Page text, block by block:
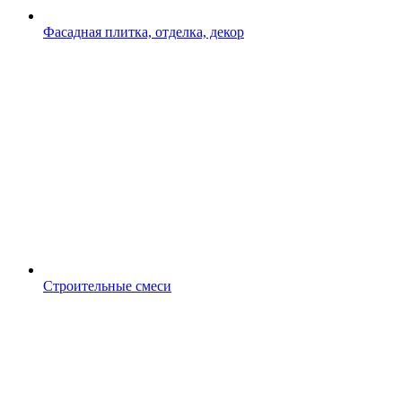
Фасадная плитка, отделка, декор
Строительные смеси